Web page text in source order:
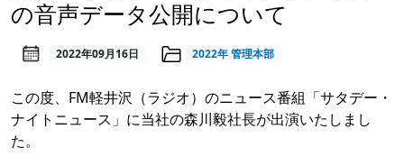
の音声データ公開について
2022年09月16日 2022年管理本部
この度、FM軽井沢（ラジオ）のニュース番組「サタデー・
ナイトニュース」に当社の森川毅社長が出演いたしまし
た。